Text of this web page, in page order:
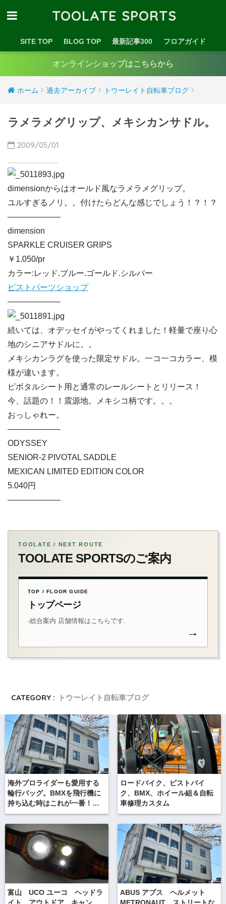
TOOLATE SPORTS
SITE TOP BLOG TOP 最新記事300 フロアガイド
オンラインショップはこちらから
ホーム 過去アーカイブ トウーレイト自転車ブログ
ラメラメグリップ、メキシカンサドル。
2009/05/01
dimensionからはオールド風なラメラメグリップ。
ユルすぎるノリ。。付けたらどんな感じでしょう！？！？
——————–
dimension
SPARKLE CRUISER GRIPS
￥1.050/pr
カラー:レッド.ブルー.ゴールド.シルバー
ピストパーツショップ
——————–
続いては、オデッセイがやってくれました！軽量で座り心
地のシニアサドルに。。
メキシカンラグを使った限定サドル。一コ一コカラー、模
様が違います。
ピボタルシート用と通常のレールシートとリリース！
今、話題の！！震源地。メキシコ柄です。。。
おっしゃれー。
——————–
ODYSSEY
SENIOR-2 PIVOTAL SADDLE
MEXICAN LIMITED EDITION COLOR
5.040円
——————–
TOOLATE / NEXT ROUTE
TOOLATE SPORTSのご案内
TOP / FLOOR GUIDE
トップページ
-総合案内 店舗情報はこちらです.
→
CATEGORY : トウーレイト自転車ブログ
海外プロライダーも愛用する
輪行バッグ。BMXを飛行機に
持ち込む時はこれが一番！
OGIO オジオ YETI STEALTH
イエティ ステルス
ロードバイク、ピストバイ
ク、BMX、ホイール組＆自転
車修理カスタム
富山 UCO ユーコ ヘッドラ
ABUS アブス ヘルメット